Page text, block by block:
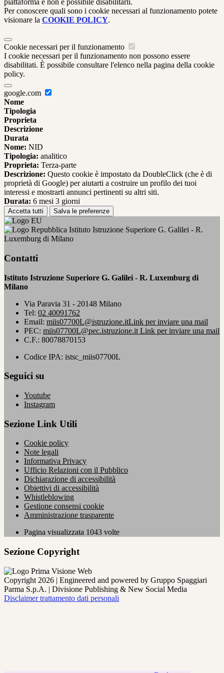
piattaforma e non è possibile disabilitarli.
Per conoscere quali sono i cookie necessari al funzionamento potete
visionare la COOKIE POLICY.
Cookie necessari per il funzionamento
I cookie necessari per il funzionamento non possono essere
disabilitati. È possibile consultare l'elenco nella pagina della cookie
policy.
google.com
Nome
Tipologia
Proprieta
Descrizione
Durata
Nome: NID
Tipologia: analitico
Proprieta: Terza-parte
Descrizione: Questo cookie è impostato da DoubleClick (che è di
proprietà di Google) per aiutarti a costruire un profilo dei tuoi
interessi e mostrarti annunci pertinenti su altri siti.
Durata: 6 mesi 3 giorni
Accetta tutti Salva le preferenze
Istituto Istruzione Superiore G. Galilei - R.
Luxemburg di Milano
Contatti
Istituto Istruzione Superiore G. Galilei - R. Luxemburg di
Milano
Via Paravia 31 - 20148 Milano
Tel: 02 40091762
Email: miis07700L@istruzione.itLink per inviare una mail
PEC: miis07700L@pec.istruzione.it Link per inviare una mail
C.F.: 80078870153
Codice IPA: istsc_miis07700L
Seguici su
Youtube
Instagram
Sezione Link Utili
Cookie policy
Note legali
Informativa Privacy
Ufficio Relazioni con il Pubblico
Dichiarazione di accessibilità
Obiettivi di accessibilità
Whistleblowing
Gestione consensi cookie
Amministrazione trasparente
Pagina visualizzata 1043 volte
Sezione Copyright
Copyright 2026 | Engineered and powered by Gruppo Spaggiari
Parma S.p.A. | Divisione Publishing & New Social Media
Disclaimer trattamento dati personali